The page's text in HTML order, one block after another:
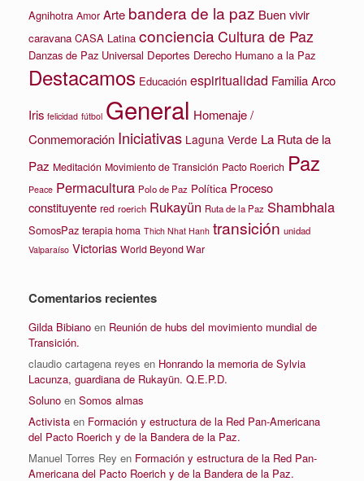
Agnihotra Amor Arte bandera de la paz Buen vivir
caravana CASA Latina concienciaCultura de Paz
Danzas de Paz Universal Deportes Derecho Humano a la Paz
Destacamos Educación espiritualidad Familia Arco
Iris felicidad fútbol General Homenaje /
Conmemoración Iniciativas Laguna Verde La Ruta de la
Paz Meditación Movimiento de Transición Pacto Roerich Paz
Peace Permacultura Polo de Paz Política Proceso
constituyente red roerich Rukayün Ruta de la Paz Shambhala
SomosPaz terapia homa Thich Nhat Hanh transición unidad
Valparaíso Victorias World Beyond War
Comentarios recientes
Gilda Bibiano en Reunión de hubs del movimiento mundial de
Transición.
claudio cartagena reyes en Honrando la memoria de Sylvia
Lacunza, guardiana de Rukayün. Q.E.P.D.
Soluno en Somos almas
Activista en Formación y estructura de la Red Pan-Americana
del Pacto Roerich y de la Bandera de la Paz.
Manuel Torres Rey en Formación y estructura de la Red Pan-
Americana del Pacto Roerich y de la Bandera de la Paz.